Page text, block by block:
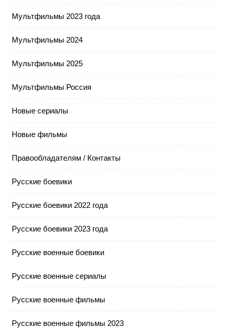
Мультфильмы 2023 года
Мультфильмы 2024
Мультфильмы 2025
Мультфильмы Россия
Новые сериалы
Новые фильмы
Правообладателям / Контакты
Русские боевики
Русские боевики 2022 года
Русские боевики 2023 года
Русские военные боевики
Русские военные сериалы
Русские военные фильмы
Русские военные фильмы 2023